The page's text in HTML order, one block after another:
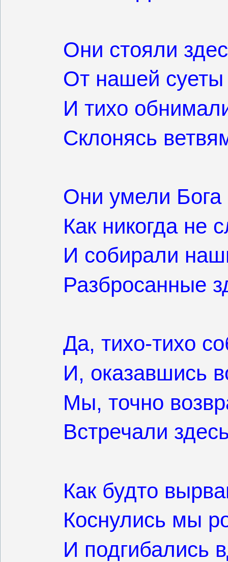
Они стояли
От нашей
И тихо
Склонясь
Они умели Бога
Как никогда не
И собирали
Разбросанные
Да, тихо-тихо
И, оказавшись
Мы, точно
Встречали
Как будто
Коснулись мы
И подгибались